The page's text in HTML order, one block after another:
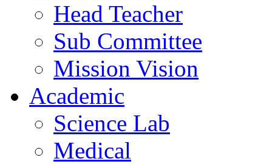
Head Teacher
Sub Committee
Mission Vision
Academic
Science Lab
Medical